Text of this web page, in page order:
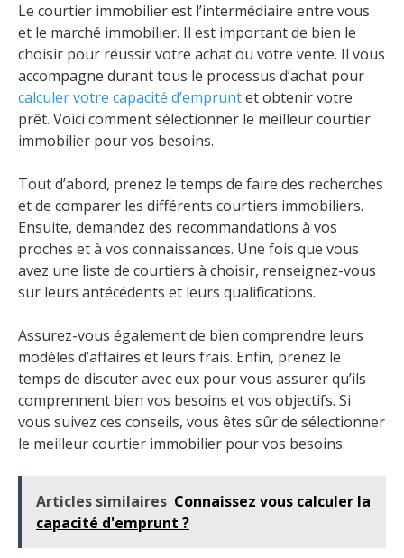
Le courtier immobilier est l’intermédiaire entre vous
et le marché immobilier. Il est important de bien le
choisir pour réussir votre achat ou votre vente. Il vous
accompagne durant tous le processus d’achat pour
calculer votre capacité d’empruntet obtenir votre
prêt. Voici comment sélectionner le meilleur courtier
immobilier pour vos besoins.
Tout d’abord, prenez le temps de faire des recherches
et de comparer les différents courtiers immobiliers.
Ensuite, demandez des recommandations à vos
proches et à vos connaissances. Une fois que vous
avez une liste de courtiers à choisir, renseignez-vous
sur leurs antécédents et leurs qualifications.
Assurez-vous également de bien comprendre leurs
modèles d’affaires et leurs frais. Enfin, prenez le
temps de discuter avec eux pour vous assurer qu’ils
comprennent bien vos besoins et vos objectifs. Si
vous suivez ces conseils, vous êtes sûr de sélectionner
le meilleur courtier immobilier pour vos besoins.
Articles similaires Connaissez vous calculer la
capacité d'emprunt ?